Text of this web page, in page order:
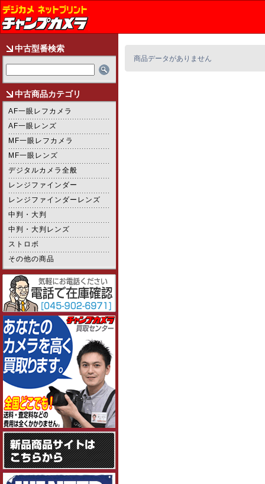
中古型番検索
中古商品カテゴリ
AF一眼レフカメラ
AF一眼レンズ
MF一眼レフカメラ
MF一眼レンズ
デジタルカメラ全般
レンジファインダー
レンジファインダーレンズ
中判・大判
中判・大判レンズ
ストロボ
その他の商品
商品データがありません